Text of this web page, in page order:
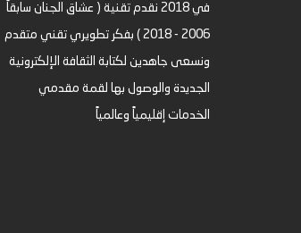
في 2018 نقدم تقنية ( عشاق الجنان سابقاً
2006 - 2018 ) بفكر تطويري تقني متقدم
ونسعى جاهدين لكتابة الثقافة الإلكترونية
الجديدة والوصول بها لقمة مقدمي
الخدمات إقليمياً وعالمياً